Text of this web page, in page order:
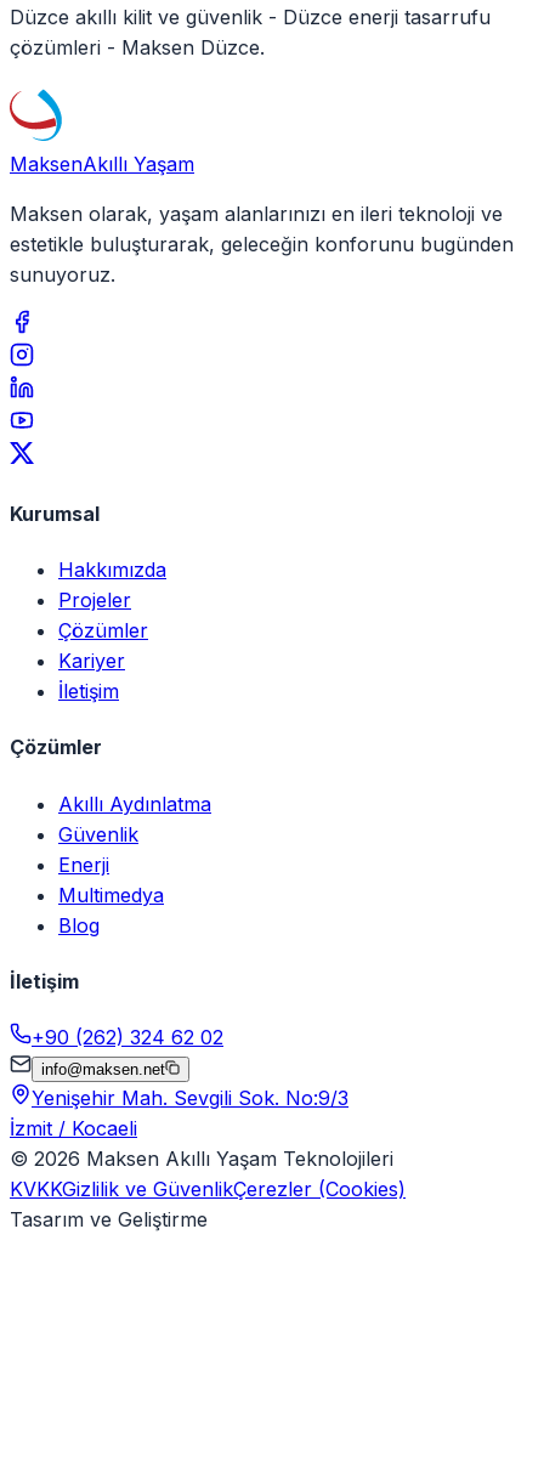
Düzce akıllı kilit ve güvenlik - Düzce enerji tasarrufu
çözümleri - Maksen Düzce.
MaksenAkıllı Yaşam
Maksen olarak, yaşam alanlarınızı en ileri teknoloji ve
estetikle buluşturarak, geleceğin konforunu bugünden
sunuyoruz.
Kurumsal
Hakkımızda
Projeler
Çözümler
Kariyer
İletişim
Çözümler
Akıllı Aydınlatma
Güvenlik
Enerji
Multimedya
Blog
İletişim
+90 (262) 324 62 02
info@maksen.net
Yenişehir Mah. Sevgili Sok. No:9/3
İzmit / Kocaeli
© 2026 Maksen Akıllı Yaşam Teknolojileri
KVKKGizlilik ve GüvenlikÇerezler (Cookies)
Tasarım ve Geliştirme